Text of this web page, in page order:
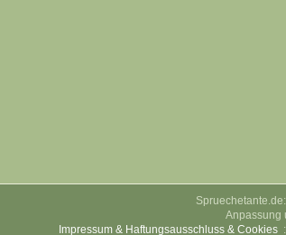
Anpassung
Impressum & Haftungsausschluss & Cookies